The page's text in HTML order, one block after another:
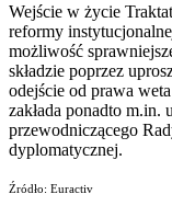
Wejście w życie
reformy
możliwość
składzie poprzez
odejście od prawa
zakłada ponadto m.in.
przewodniczącego
dyplomatycznej.
Źródło: Euractiv